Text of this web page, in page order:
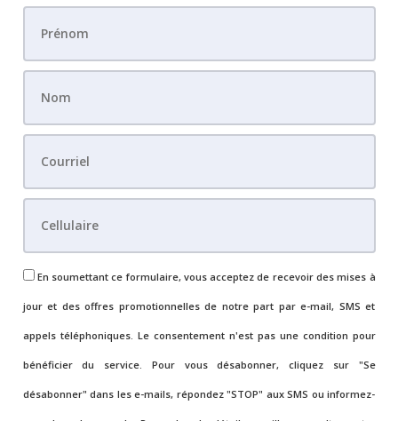
En soumettant ce formulaire, vous acceptez de recevoir des mises à
jour et des offres promotionnelles de notre part par e-mail, SMS et
appels téléphoniques. Le consentement n'est pas une condition pour
bénéficier du service. Pour vous désabonner, cliquez sur "Se
désabonner" dans les e-mails, répondez "STOP" aux SMS ou informez-